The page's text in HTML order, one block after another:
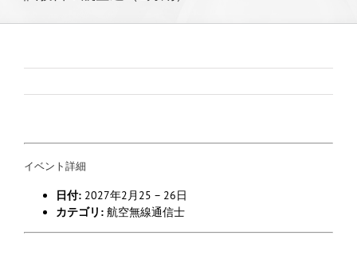
イベント詳細
日付: 2027年2月25 – 26日
カテゴリ: 航空無線通信士